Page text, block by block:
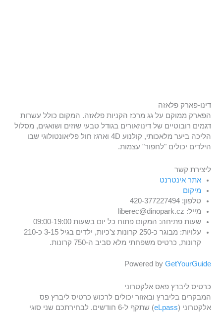
דינו-פארק פלאזה
הפארק ממוקם על גג מרכז הקניות פלאזה. המקום כולל עשרות
דגמים רובוטיים של דינוזאורים בגודל טבעי שזזים ושואגים, מסלול
הליכה ביער מלאכותי, קולנוע 4D וארגז חול פליאונטולוגי שבו
הילדים יכולים "לחפור" עצמות.
ליצירת קשר
אתר אינטרנט
מיקום
טלפון: 420-377227494
מייל: liberec@dinopark.cz
שעות פתיחה: המקום פתוח כל יום בשעות 09:00-19:00
עלויות: מבוגר כ-250 קרונות צ'כיות, ילדים בגיל 3-15 כ-210
קרונות, כרטיס משפחתי מלא סביב ה-750 קרונות.
Powered by GetYourGuide
כרטיס ליברץ פאס אלקטרוני
המבקרים בליברץ ובאזור יכולים לרכוש כרטיס ליברץ פס
אלקטרוני (eLpass
) שתקף ל-6 חודשים. לבחירתכם שני סוגי